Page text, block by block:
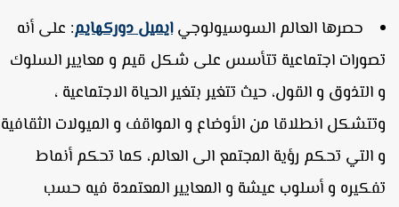
حصرها العالم السوسيولوجيايميل دوركهايم: على أنه
اجتماعية تتأسس على شكل قيم و معايير السلوك
التذوق و القول، حيث تتغير بتغير الحياة الاجتماعية ،
انطلاقا من الأوضاع و المواقف و الميولات الثقافية
التي تحكم رؤية المجتمع الى العالم، كما تحكم أنماط
و أسلوب عيشة و المعايير المعتمدة فيه حسب